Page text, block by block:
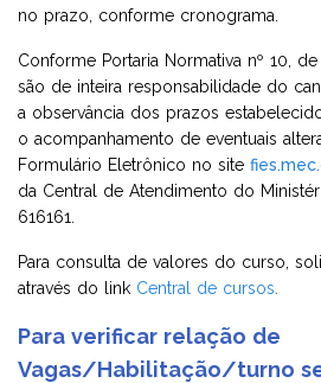
no prazo, conforme cronograma.
Conforme Portaria Normativa nº 10,
são de inteira responsabilidade do
a observância dos prazos
o acompanhamento de eventuais
Formulário Eletrônico no site
da Central de Atendimento do
616161.
Para consulta de valores do curso,
através do link Central de cursos.
Para verificar relação de
Vagas/Habilitação/turno